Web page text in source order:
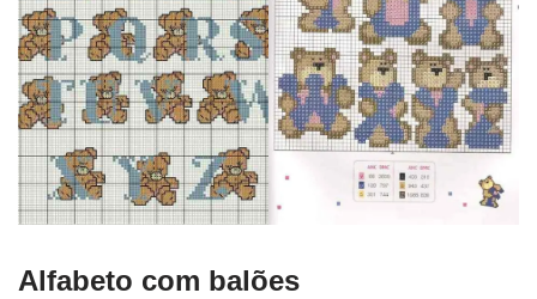
Alfabeto com balões